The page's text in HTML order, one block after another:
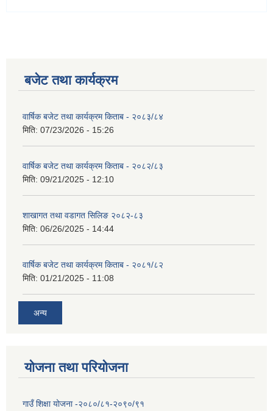
बजेट तथा कार्यक्रम
वार्षिक बजेट तथा कार्यक्रम किताब - २०८३/८४
मिति: 07/23/2026 - 15:26
वार्षिक बजेट तथा कार्यक्रम किताब - २०८२/८३
मिति: 09/21/2025 - 12:10
शाखागत तथा वडागत सिलिङ २०८२-८३
मिति: 06/26/2025 - 14:44
वार्षिक बजेट तथा कार्यक्रम किताब - २०८१/८२
मिति: 01/21/2025 - 11:08
अन्य
योजना तथा परियोजना
गाउँ शिक्षा योजना -२०८०/८१-२०९०/९१